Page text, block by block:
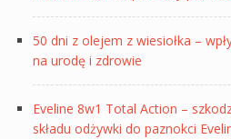
50 dni z olejem z wiesiołka –
na urodę i zdrowie
Eveline 8w1 Total Action –
składu odżywki do paznokci